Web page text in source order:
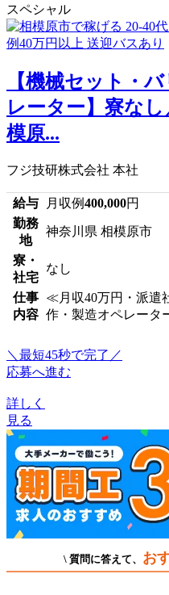
スペシャル
【機械セット・
レーター】寮なし
模原...
フジ技研株式会社 本社
給与 月収例400,000円
勤務
地
神奈川県 相模原市
寮・
社宅
なし
仕事
内容
≪月収40万円・派遣
作・製造オペレータ
＼最短45秒で完了／
応募へ進む
詳しく
見る
\ 質問に答えて、 お